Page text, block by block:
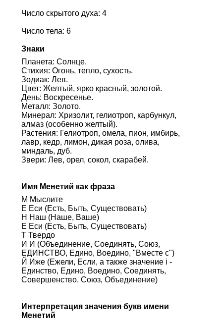
Число скрытого духа: 4
Число тела: 6
Знаки
Планета: Солнце.
Стихия: Огонь, тепло, сухость.
Зодиак: Лев.
Цвет: Желтый, ярко красный, золотой.
День: Воскресенье.
Металл: Золото.
Минерал: Хризолит, гелиотроп, карбункул,
алмаз (особенно желтый).
Растения: Гелиотроп, омела, пион, имбирь,
лавр, кедр, лимон, дикая роза, олива,
миндаль, дуб.
Звери: Лев, орел, сокол, скарабей.
Имя Менетий как фраза
М Мыслите
Е Еси (Есть, Быть, Существовать)
Н Наш (Наше, Ваше)
Е Еси (Есть, Быть, Существовать)
Т Твердо
И И (Объединение, Соединять, Союз,
ЕДИНСТВО, Едино, Воедино, "Вместе с")
Й Иже (Ежели, Если, а также значение i -
Единство, Едино, Воедино, Соединять,
Совершенство, Союз, Объединение)
Интерпретация значения букв имени
Менетий